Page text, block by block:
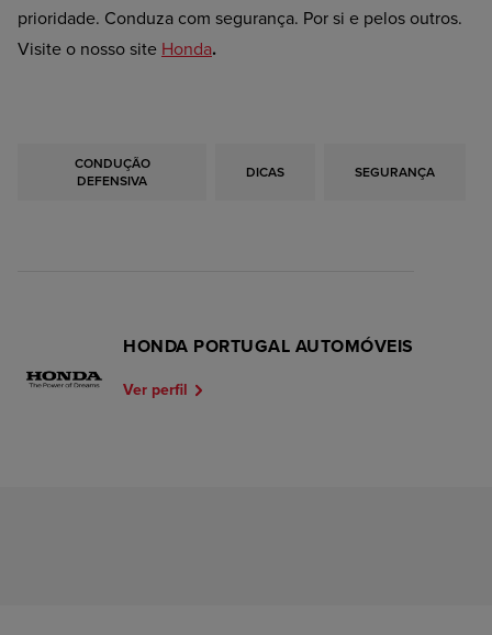
prioridade. Conduza com segurança. Por si e pelos outros.
Visite o nosso site Honda.
CONDUÇÃO
DEFENSIVA
DICAS SEGURANÇA
HONDA PORTUGAL AUTOMÓVEIS
Ver perfil